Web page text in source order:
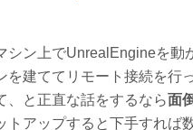
シン上でUnrealEngineを動
を建ててリモート接続を行
、と正直な話をするなら面
トアップすると下手すれば